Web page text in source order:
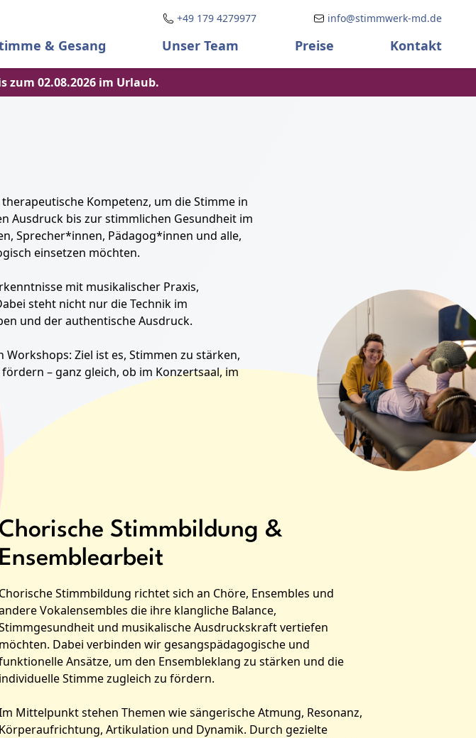
+49 179 4279977 info@stimmwerk-md.de
& Gesang Unser Team Preise Kontakt
zum 02.08.2026 im Urlaub.
Kompetenz, um die Stimme in
Ausdruck bis zur stimmlichen Gesundheit im
Sprecher*innen, Pädagog*innen und alle,
einsetzen möchten.
mit musikalischer Praxis,
steht nicht nur die Technik im
und der authentische Ausdruck.
Ziel ist es, Stimmen zu stärken,
– ganz gleich, ob im Konzertsaal, im
Chorische Stimmbildung &
Ensemblearbeit
Chorische Stimmbildung richtet sich an Chöre, Ensembles und
Vokalensembles die ihre klangliche Balance,
und musikalische Ausdruckskraft vertiefen
möchten. Dabei verbinden wir gesangspädagogische und
Ansätze, um den Ensembleklang zu stärken und die
individuelle Stimme zugleich zu fördern.
Mittelpunkt stehen Themen wie sängerische Atmung, Resonanz,
Körperaufrichtung, Artikulation und Dynamik. Durch gezielte